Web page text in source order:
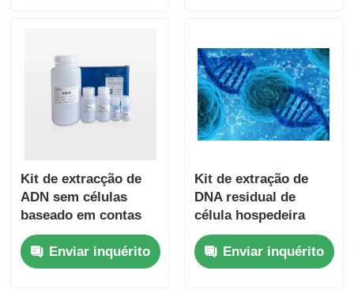
Kit de extracção de
ADN sem células
baseado em contas
magnéticas
Enviar inquérito
Kit de extração de
DNA residual de
célula hospedeira
com base em esfera
magnética
Enviar inquérito